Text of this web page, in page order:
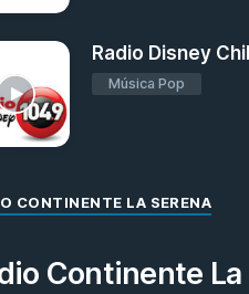
Radio Disney
Música Pop
CONTINENTE LA SERENA
Continente La